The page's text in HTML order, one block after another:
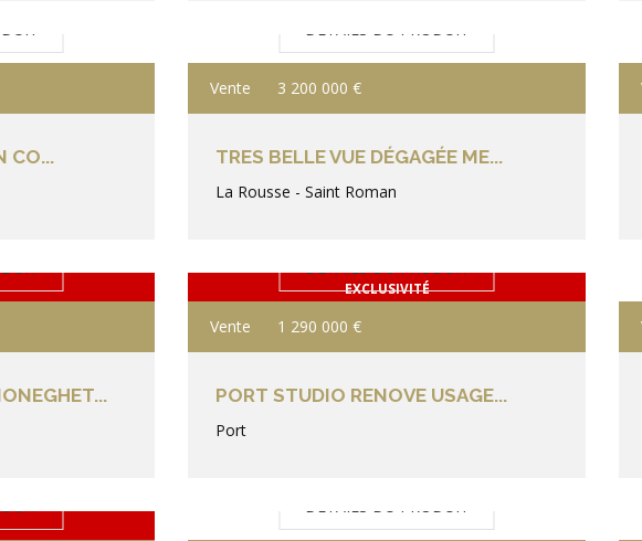
CO...
DÉTAILS DU PRODUIT
Vente 3 200 000 €
TRES BELLE VUE DÉGAGÉE ME...
La Rousse - Saint Roman
EXCLUSIVITÉ
DÉTAILS DU PRODUIT
Vente 1 290 000 €
PORT STUDIO RENOVE USAGE...
Port
DÉTAILS DU PRODUIT